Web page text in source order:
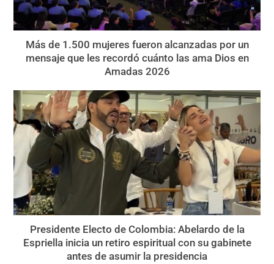
Más de 1.500 mujeres fueron alcanzadas por un
mensaje que les recordó cuánto las ama Dios en
Amadas 2026
Presidente Electo de Colombia: Abelardo de la
Espriella inicia un retiro espiritual con su gabinete
antes de asumir la presidencia